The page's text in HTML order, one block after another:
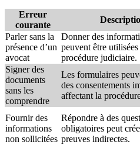
Erreur
courante
Parler sans la
présence d’un
avocat
Donner des
peuvent être
procédure judiciaire.
Signer des
documents
sans les
comprendre
Les formulaires
des consentements
affectant la
Fournir des
informations
non sollicitées
Répondre à des
obligatoires peut
preuves indirectes.